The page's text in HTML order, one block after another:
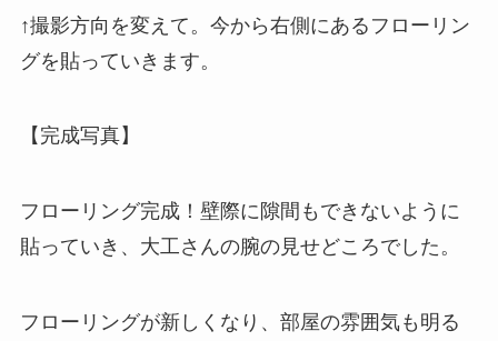
↑撮影方向を変えて。今から右側にあるフローリン
グを貼っていきます。
【完成写真】
フローリング完成！壁際に隙間もできないように
貼っていき、大工さんの腕の見せどころでした。
フローリングが新しくなり、部屋の雰囲気も明る